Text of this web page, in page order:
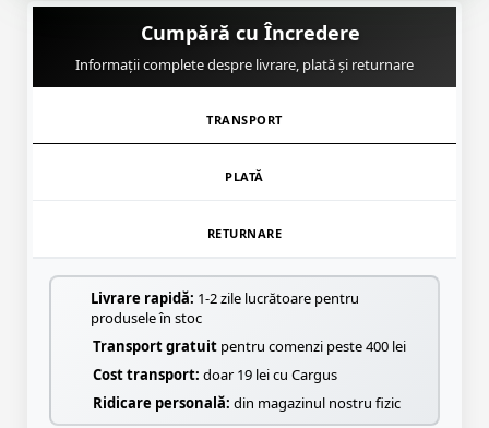
Cumpără cu Încredere
Informații complete despre livrare, plată și returnare
TRANSPORT
PLATĂ
RETURNARE
Livrare rapidă: 1-2 zile lucrătoare pentru
produsele în stoc
Transport gratuit pentru comenzi peste 400 lei
Cost transport: doar 19 lei cu Cargus
Ridicare personală: din magazinul nostru fizic